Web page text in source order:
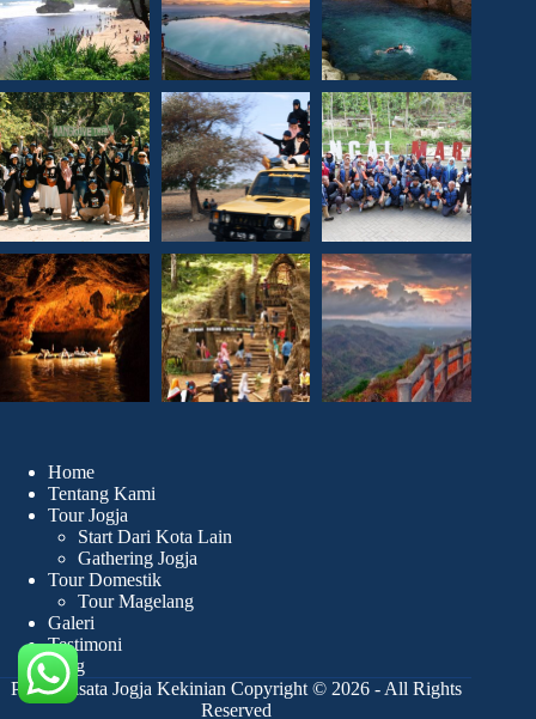
Home
Tentang Kami
Tour Jogja
Start Dari Kota Lain
Gathering Jogja
Tour Domestik
Tour Magelang
Galeri
Testimoni
Blog
Paket Wisata Jogja Kekinian Copyright © 2026 - All Rights
Reserved